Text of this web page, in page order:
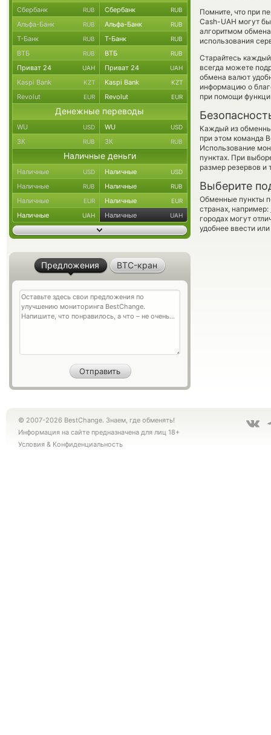
Помните, что при
Cash-UAH могут
алгоритмом
использования
Старайтесь
всегда можете
обмена валют
информацию о
при помощи
Каждый из
при этом команда
Использование
пунктах. При
размер резервов и
Выберите
Обменные пункты
странах, например:
городах могут
удобнее ввести
Сбербанк RUB Сбербанк RUB
Альфа-Банк RUB Альфа-Банк RUB
Т-Банк RUB Т-Банк RUB
ВТБ RUB ВТБ RUB
Приват 24 UAH Приват 24 UAH
Kaspi Bank KZT Kaspi Bank KZT
Revolut EUR Revolut EUR
Денежные переводы
WU USD WU USD
ЗК RUB ЗК RUB
Наличные деньги
Наличные USD Наличные USD
Наличные RUB Наличные RUB
Наличные EUR Наличные EUR
Наличные UAH Наличные UAH
Предложения BTC-кран
© 2007-2026 BestChange. Знаем, где обменять!
Информация на сайте предназначена для лиц 18+
Условия & Конфиденциальность